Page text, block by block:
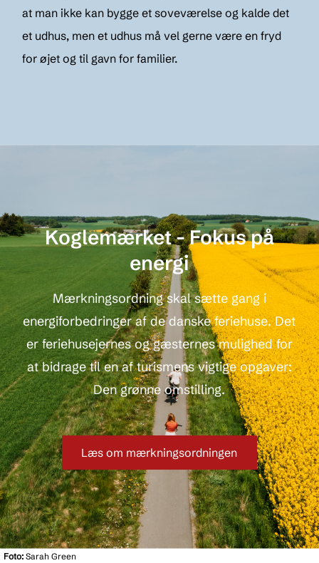
at man ikke kan bygge et soveværelse og kalde det
et udhus, men et udhus må vel gerne være en fryd
for øjet og til gavn for familier.
Koglemærket - Fokus på
energi
Mærkningsordning skal sætte gang i
energiforbedringer af de danske feriehuse. Det
er feriehusejernes og gæsternes mulighed for
at bidrage til en af turismens vigtige opgaver:
Den grønne omstilling.
Læs om mærkningsordningen
Foto: Sarah Green